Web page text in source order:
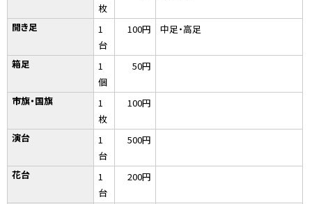
枚
開き足
1
台
100円 中足・高足
箱足
1
個
50円
市旗・国旗
1
枚
100円
演台
1
台
500円
花台
1
台
200円